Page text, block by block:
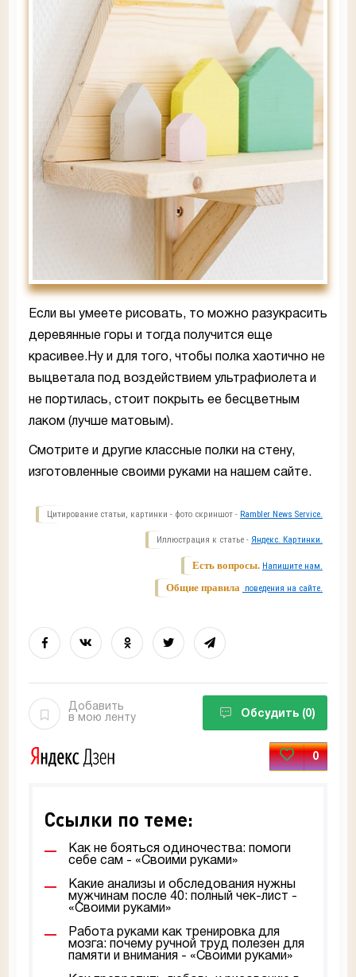
Если вы умеете рисовать, то можно разукрасить
деревянные горы и тогда получится еще
красивее.Ну и для того, чтобы полка хаотично не
выцветала под воздействием ультрафиолета и
не портилась, стоит покрыть ее бесцветным
лаком (лучше матовым).
Смотрите и другие классные полки на стену,
изготовленные своими руками на нашем сайте.
Цитирование статьи, картинки - фото скриншот - Rambler News Service.
Иллюстрация к статье - Яндекс. Картинки.
Есть вопросы. Напишите нам.
Общие правила поведения на сайте.
Добавить
в мою ленту
Обсудить (0)
0
Ссылки по теме:
Как не бояться одиночества: помоги
себе сам - «Своими руками»
Какие анализы и обследования нужны
мужчинам после 40: полный чек-лист -
«Своими руками»
Работа руками как тренировка для
мозга: почему ручной труд полезен для
памяти и внимания - «Своими руками»